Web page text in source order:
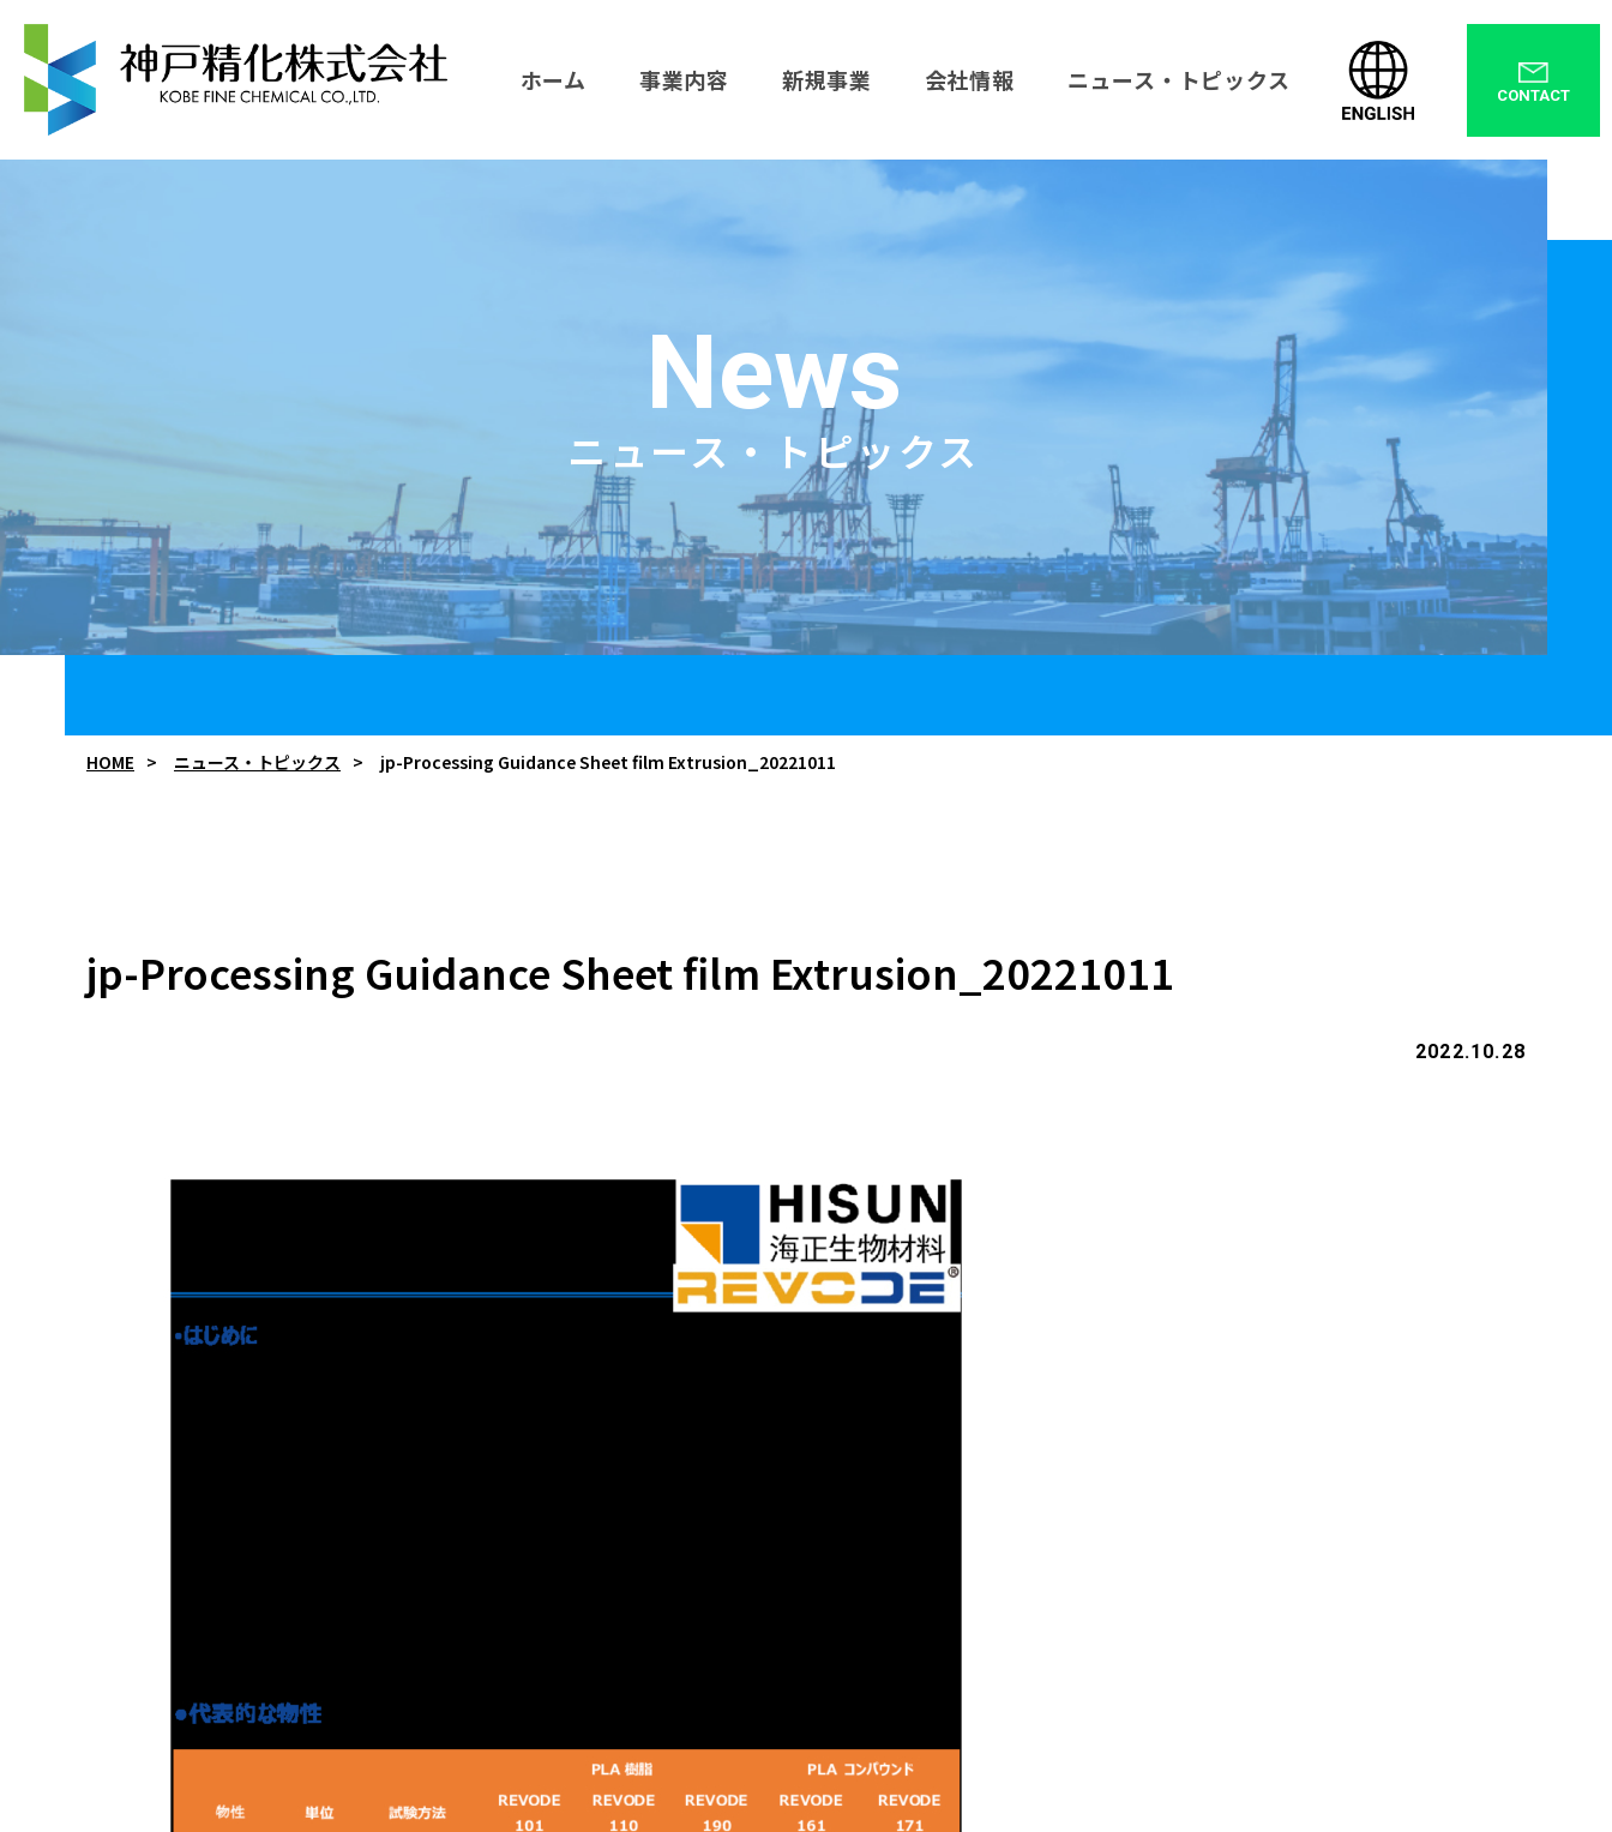
ホーム 事業内容 新規事業 会社情報 ニュース・トピックス CONTACT
News
ニュース・トピックス
HOME ニュース・トピックス jp-Processing Guidance Sheet film Extrusion_20221011
jp-Processing Guidance Sheet film Extrusion_20221011
2022.10.28